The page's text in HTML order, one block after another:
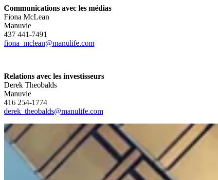
Communications avec les médias
Fiona McLean
Manuvie
437 441-7491
fiona_mclean@manulife.com
Relations avec les investisseurs
Derek Theobalds
Manuvie
416 254-1774
derek_theobalds@manulife.com